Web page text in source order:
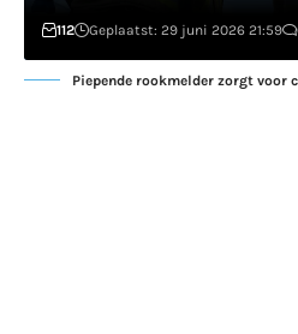
112 Geplaatst: 29 juni 2026 21:59
Piepende rookmelder zorgt voor